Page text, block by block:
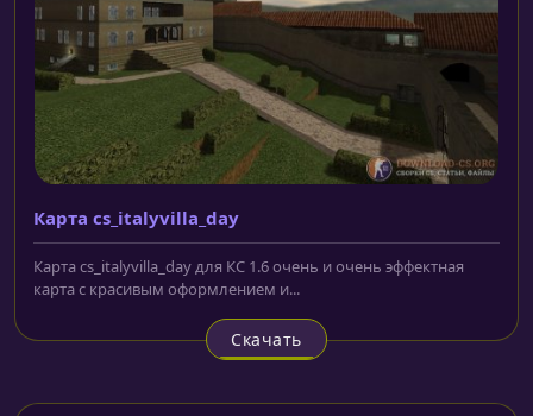
Карта cs_italyvilla_day
Карта cs_italyvilla_day для КС 1.6 очень и очень эффектная
карта с красивым оформлением и...
Скачать